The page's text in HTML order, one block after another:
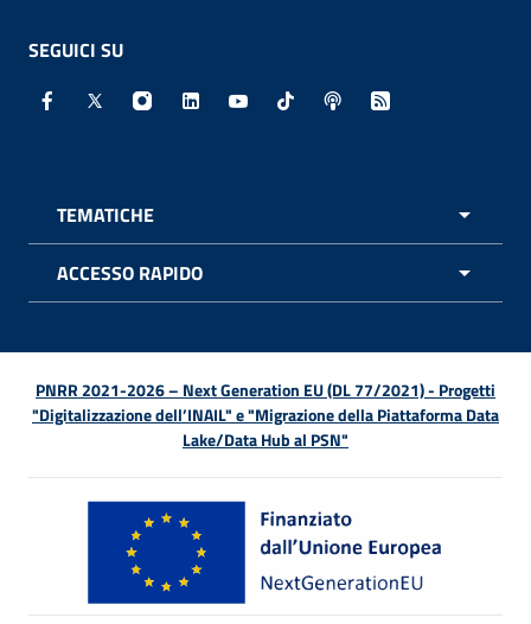
SEGUICI SU
Facebook - Sito esterno - Apertura in nuova finestra
X - Sito esterno - Apertura in nuova finestra
Instagram - Sito esterno - Apertura in
Linkedin - Sito esterno - Apertura in
Youtube - Sito esterno -
TikTok - Sito esterno -
Spreaker - Sito
Feed RSS -
TEMATICHE
ACCESSO RAPIDO
PNRR 2021-2026 – Next Generation EU (DL 77/2021) - Progetti
"Digitalizzazione dell’INAIL" e "Migrazione della Piattaforma Data
Lake/Data Hub al PSN"